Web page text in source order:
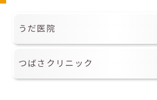
うだ医院
つばさクリニック